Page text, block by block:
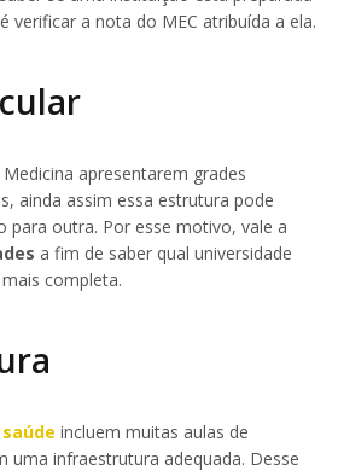
verificar a nota do MEC atribuída a ela.
apresentarem grades
ainda assim essa estrutura pode
para outra. Por esse motivo, vale a
a fim de saber qual universidade
completa.
incluem muitas aulas de
uma infraestrutura adequada. Desse